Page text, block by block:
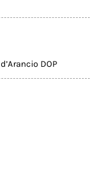
DOP